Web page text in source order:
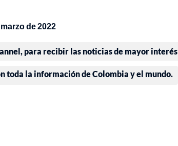
de 2022
para recibir las noticias de mayor interés
toda la información de Colombia y el mundo.